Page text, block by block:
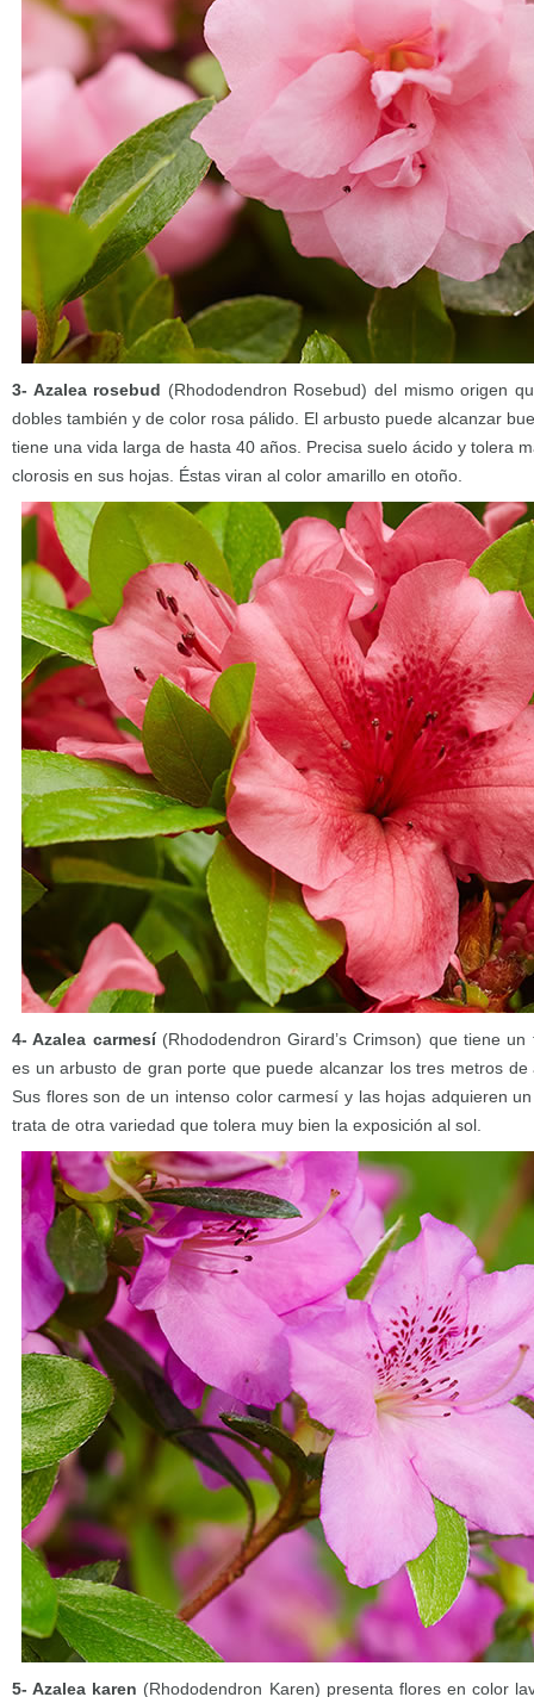
3- Azalea rosebud (Rhododendron Rosebud) del mismo origen
dobles también y de color rosa pálido. El arbusto puede alcanzar
tiene una vida larga de hasta 40 años. Precisa suelo ácido y tolera
clorosis en sus hojas. Éstas viran al color amarillo en otoño.
4- Azalea carmesí(Rhododendron Girard’s Crimson) que tiene
es un arbusto de gran porte que puede alcanzar los tres metros
Sus flores son de un intenso color carmesí y las hojas adquieren
trata de otra variedad que tolera muy bien la exposición al sol.
5- Azalea karen (Rhododendron Karen) presenta flores en color